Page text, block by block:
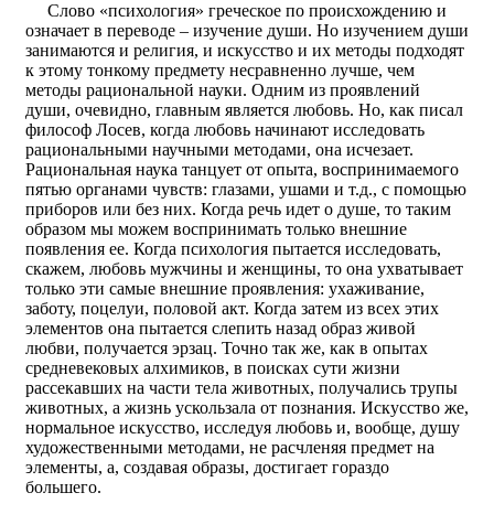
Слово «психология» греческое по происхождению и
означает в переводе – изучение души. Но изучением души
занимаются и религия, и искусство и их методы подходят
к этому тонкому предмету несравненно лучше, чем
методы рациональной науки. Одним из проявлений
души, очевидно, главным является любовь. Но, как писал
философ Лосев, когда любовь начинают исследовать
рациональными научными методами, она исчезает.
Рациональная наука танцует от опыта, воспринимаемого
пятью органами чувств: глазами, ушами и т.д., с помощью
приборов или без них. Когда речь идет о душе, то таким
образом мы можем воспринимать только внешние
появления ее. Когда психология пытается исследовать,
скажем, любовь мужчины и женщины, то она ухватывает
только эти самые внешние проявления: ухаживание,
заботу, поцелуи, половой акт. Когда затем из всех этих
элементов она пытается слепить назад образ живой
любви, получается эрзац. Точно так же, как в опытах
средневековых алхимиков, в поисках сути жизни
рассекавших на части тела животных, получались трупы
животных, а жизнь ускользала от познания. Искусство же,
нормальное искусство, исследуя любовь и, вообще, душу
художественными методами, не расчленяя предмет на
элементы, а, создавая образы, достигает гораздо
большего.